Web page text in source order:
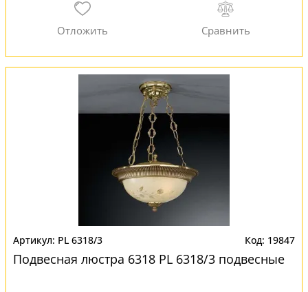
PL 6318/3 19847
Подвесная люстра 6318 PL 6318/3 подвесные